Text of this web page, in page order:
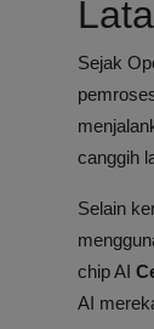
Sejak
canggih
Selain
chip AI
AI